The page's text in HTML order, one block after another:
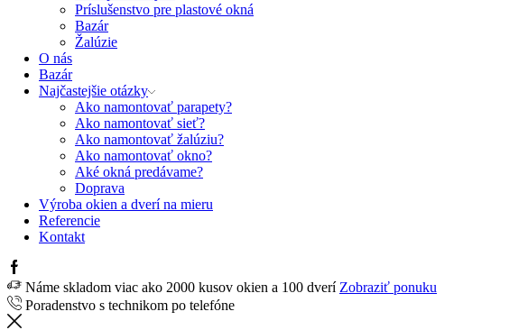
Príslušenstvo pre plastové okná
Bazár
Žalúzie
O nás
Bazár
Najčastejšie otázky
Ako namontovať parapety?
Ako namontovať sieť?
Ako namontovať žalúziu?
Ako namontovať okno?
Aké okná predávame?
Doprava
Výroba okien a dverí na mieru
Referencie
Kontakt
Facebook
Náme skladom viac ako 2000 kusov okien a 100 dverí Zobraziť ponuku
Poradenstvo s technikom po telefóne